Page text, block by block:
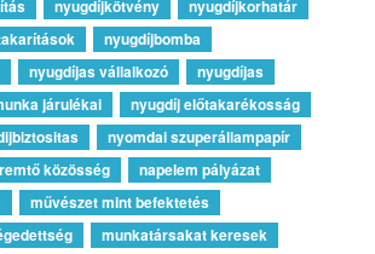
nyugdíjkötvény
nyugdíjkorhatár
nyugdíjbomba
nyugdíjas vállalkozó
nyugdíjas
járulékai
nyugdíj előtakarékosság
nyomdai szuperállampapír
közösség
napelem pályázat
művészet mint befektetés
munkatársakat keresek